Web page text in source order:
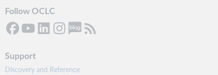
Follow OCLC
Support
Discovery and Reference